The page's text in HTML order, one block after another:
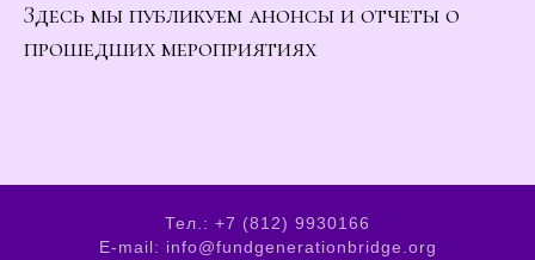
Здесь мы публикуем анонсы и отчеты о
прошедших мероприятиях
Тел.: +7 (812) 9930166
E-mail: info@fundgenerationbridge.org